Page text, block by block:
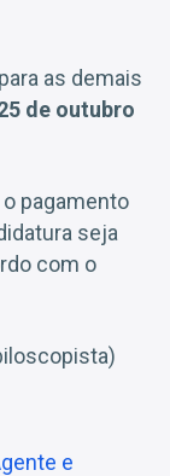
as demais
de outubro
pagamento
seja
com o
e